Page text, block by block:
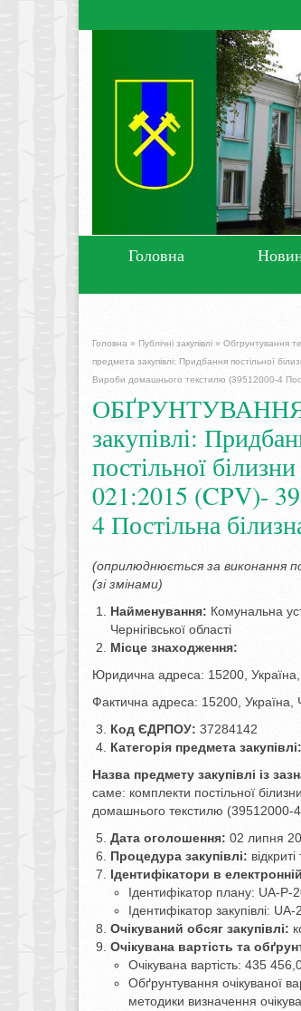
Головна
Головна » Публічні закупівлі » Обгрунтування
предмета закупівлі: Придбання постільної
Вироби домашнього текстилю (39512000-4
ОБҐРУНТУВАННЯ
закупівлі:
постільної
021:2015 (CPV)-
4 Постільна
(оприлюднюється за виконання
(зі змінами)
Найменування: Комунальна
Чернігівської області
Місце знаходження:
Юридична адреса: 15200, Україна,
Фактична адреса: 15200, Україна,
Код ЄДРПОУ: 37284142
Категорія предмета закупівлі:
Назва предмету закупівлі із
саме: комплекти постільної
домашнього текстилю (39512000-4
Дата оголошення: 02 липня
Процедура закупівлі:
Ідентифікатори в
Ідентифікатор плану: UA-
Ідентифікатор закупівлі:
Очікуваний обсяг закупівлі:
Очікувана вартість та
Очікувана вартість: 435
Обґрунтування очікуваної
методики визначення